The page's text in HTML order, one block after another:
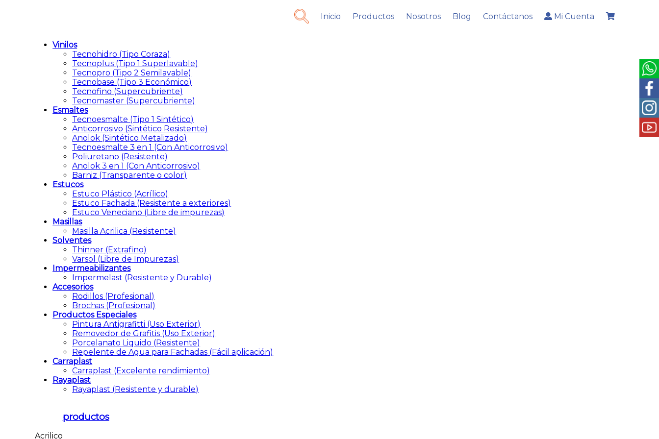
Inicio Productos Nosotros Blog Contáctanos Mi Cuenta
Vinilos
Tecnohidro (Tipo Coraza)
Tecnoplus (Tipo 1 Superlavable)
Tecnopro (Tipo 2 Semilavable)
Tecnobase (Tipo 3 Económico)
Tecnofino (Supercubriente)
Tecnomaster (Supercubriente)
Esmaltes
Tecnoesmalte (Tipo 1 Sintético)
Anticorrosivo (Sintético Resistente)
Anolok (Sintético Metalizado)
Tecnoesmalte 3 en 1 (Con Anticorrosivo)
Poliuretano (Resistente)
Anolok 3 en 1 (Con Anticorrosivo)
Barniz (Transparente o color)
Estucos
Estuco Plástico (Acrílico)
Estuco Fachada (Resistente a exteriores)
Estuco Veneciano (Libre de impurezas)
Masillas
Masilla Acrilica (Resistente)
Solventes
Thinner (Extrafino)
Varsol (Libre de Impurezas)
Impermeabilizantes
Impermelast (Resistente y Durable)
Accesorios
Rodillos (Profesional)
Brochas (Profesional)
Productos Especiales
Pintura Antigrafitti (Uso Exterior)
Removedor de Grafitis (Uso Exterior)
Porcelanato Liquido (Resistente)
Repelente de Agua para Fachadas (Fácil aplicación)
Carraplast
Carraplast (Excelente rendimiento)
Rayaplast
Rayaplast (Resistente y durable)
productos
Acrilico